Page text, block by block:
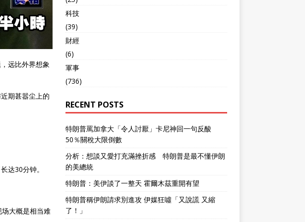
远比外界想象
期甚嚣尘上的
达30分钟。
大概是相当难
科技
(39)
財經
(6)
軍事
(736)
RECENT POSTS
特朗普罵加拿大「令人討厭」卡尼神回一句反酸
50％關稅大限倒數
分析：想談又愛打充滿挫折感 特朗普是最不懂伊朗
的美總統
特朗普：美伊談了一整天 霍爾木茲重開有望
特朗普稱伊朗請求別進攻 伊媒狂噓「又說謊 又縮
了！」